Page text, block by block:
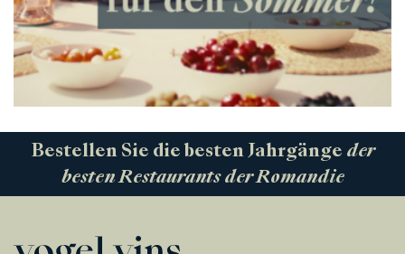
Bestellen Sie die besten Jahrgänge der
besten Restaurants der Romandie